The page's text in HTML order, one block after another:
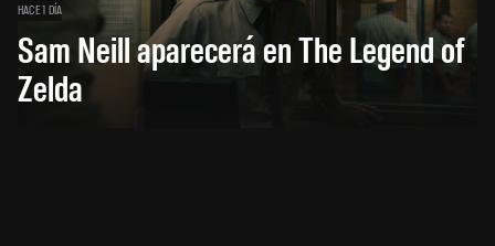
HACE 1 DÍA
Sam Neill aparecerá en The Legend of
Zelda